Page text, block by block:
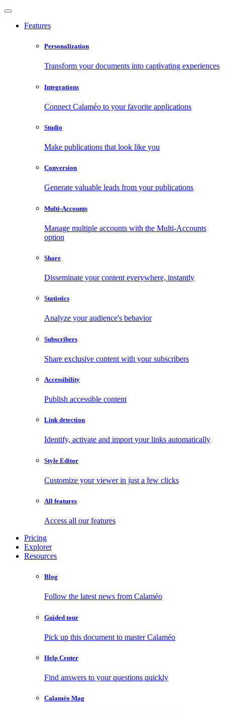
Features
Personalization
Transform your documents into captivating experiences
Integrations
Connect Calaméo to your favorite applications
Studio
Make publications that look like you
Conversion
Generate valuable leads from your publications
Multi-Accounts
Manage multiple accounts with the Multi-Accounts
option
Share
Disseminate your content everywhere, instantly
Statistics
Analyze your audience's behavior
Subscribers
Share exclusive content with your subscribers
Accessibility
Publish accessible content
Link detection
Identify, activate and import your links automatically
Style Editor
Customize your viewer in just a few clicks
All features
Access all our features
Pricing
Explorer
Resources
Blog
Follow the latest news from Calaméo
Guided tour
Pick up this document to master Calaméo
Help Center
Find answers to your questions quickly
Calaméo Mag